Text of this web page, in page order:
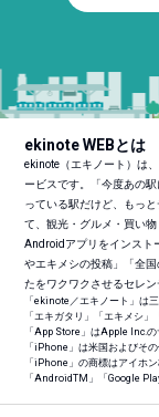
ekinote WEBとは
ekinote（エキノート）は
ービスです。「今度あの
っている駅だけど、もっ
て、観光・グルメ・買い
Androidアプリをインスト
やエキメシの投稿」「全
たをワクワクさせるセレ
「ekinote／エキノート」は
「エキガタリ」「エキメシ」
「App Store」はApple Inc.の
「iPhone」は米国およびそ
「iPhone」の商標はアイホ
「AndroidTM 」「Google